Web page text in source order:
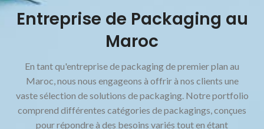
Entreprise de Packaging au
Maroc
En tant qu'entreprise de packaging de premier plan au
Maroc, nous nous engageons à offrir à nos clients une
vaste sélection de solutions de packaging. Notre portfolio
comprend différentes catégories de packagings, conçues
pour répondre à des besoins variés tout en étant